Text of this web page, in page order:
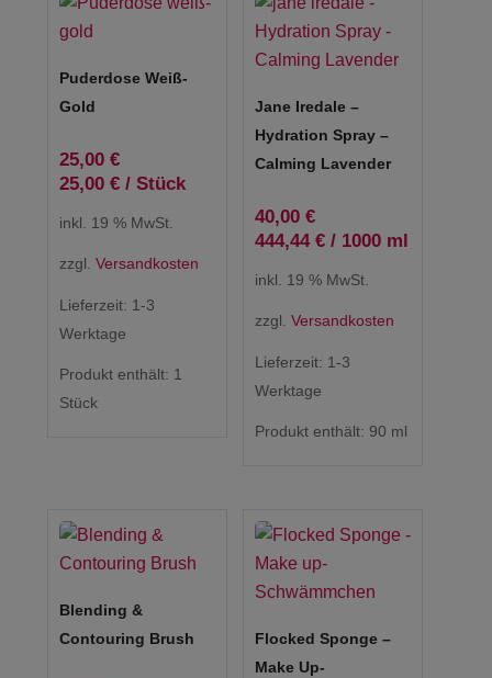
Puderdose Weiß-
Gold
25,00 €
25,00 €/ Stück
inkl. 19 % MwSt.
zzgl. Versandkosten
Lieferzeit: 1-3
Werktage
Produkt enthält: 1
Stück
Jane Iredale –
Hydration Spray –
Calming Lavender
40,00 €
444,44 €/ 1000 ml
inkl. 19 % MwSt.
zzgl. Versandkosten
Lieferzeit: 1-3
Werktage
Produkt enthält: 90 ml
Blending &
Contouring Brush
Flocked Sponge –
Make Up-